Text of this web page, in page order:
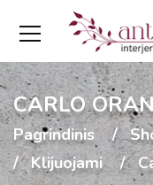
CARLO
Pagrindinis
Klijuojami